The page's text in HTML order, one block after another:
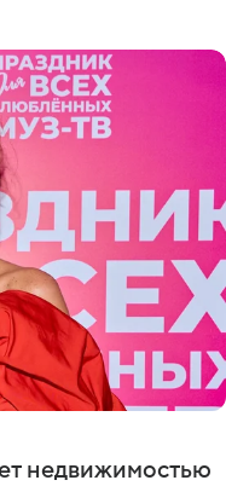
недвижимостью